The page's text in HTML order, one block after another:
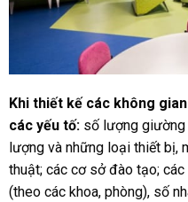
Khi thiết kế các không
các yếu tố:số lượng giường
lượng và những loại thiết bị,
thuật; các cơ sở đào tạo;
(theo các khoa, phòng), số